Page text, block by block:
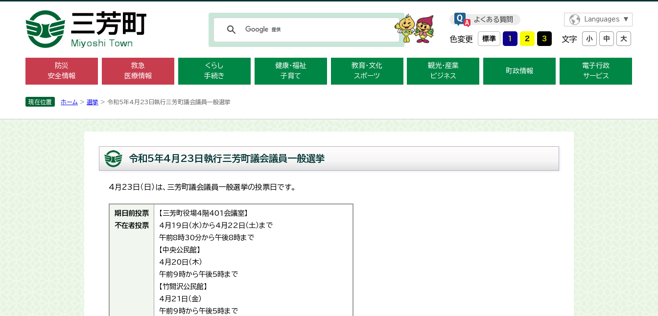
よくある質問 Languages
色変更 文字
防災
安全情報
救急
医療情報
くらし
手続き
健康・福祉
子育て
教育・文化
スポーツ
観光・産業
ビジネス
町政情報
電子行政
サービス
現在位置 ホーム > 選挙 > 令和5年4月23日執行三芳町議会議員一般選挙
令和5年4月23日執行三芳町議会議員一般選挙
4月23日（日）は、三芳町議会議員一般選挙の投票日です。
期日前投票
不在者投票
【三芳町役場4階401会議室】
4月19日（水）から4月22日（土）まで
午前8時30分から午後8時まで
【中央公民館】
4月20日（木）
午前9時から午後5時まで
【竹間沢公民館】
4月21日（金）
午前9時から午後5時まで